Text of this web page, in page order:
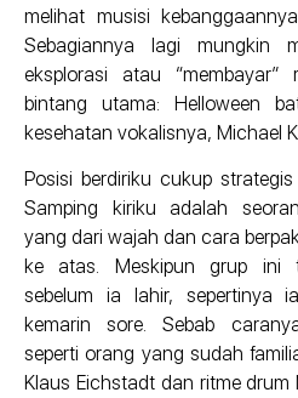
melihat musisi
Sebagiannya lagi mungkin
eksplorasi atau
bintang utama: Helloween
kesehatan vokalisnya, Michael
Posisi berdiriku cukup
Samping kiriku adalah
yang dari wajah dan cara
ke atas. Meskipun grup ini
sebelum ia lahir, sepertinya
kemarin sore. Sebab
seperti orang yang sudah
Klaus Eichstadt dan ritme